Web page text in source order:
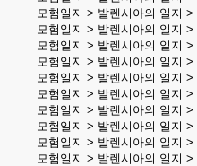
모험일지 > 발렌시아의 일지 >
모험일지 > 발렌시아의 일지 >
모험일지 > 발렌시아의 일지 >
모험일지 > 발렌시아의 일지 >
모험일지 > 발렌시아의 일지 >
모험일지 > 발렌시아의 일지 >
모험일지 > 발렌시아의 일지 >
모험일지 > 발렌시아의 일지 >
모험일지 > 발렌시아의 일지 >
모험일지 > 발렌시아의 일지 >